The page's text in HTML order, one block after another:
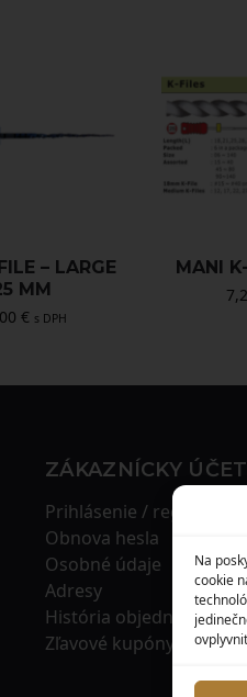
Na
cookie
– LARGE
MM
€ s DPH
MANI
ZÁKAZNÍCKY ÚČET
Prihlásenie / registrácia
Obnova hesla
Osobné údaje
Adresy
História objednávok
Zľavové kupóny